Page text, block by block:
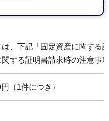
の代理人が証明書を請求する
、下記「固定資産に関する
する証明書請求時の注意事
（1件につき）